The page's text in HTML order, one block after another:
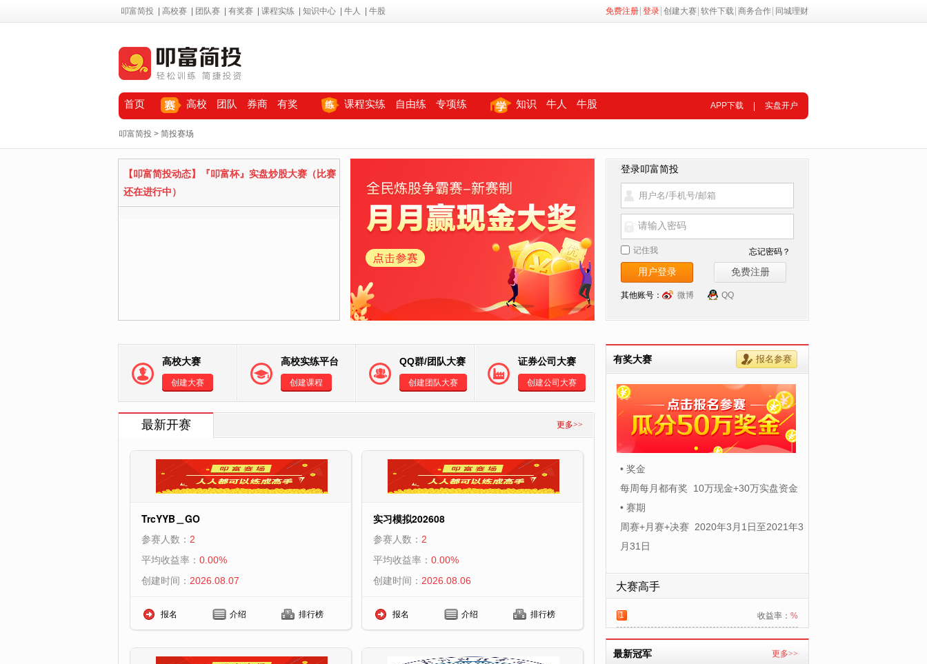
叩富简投 高校赛 团队赛 有奖赛 课程实练 知识中心 牛人 牛股 免费注册 登录 创建大赛 软件下载 商务合作 同城理财
首页 高校 团队 券商 有奖 课程实练 自由练 专项练 知识 牛人 牛股 APP下载 实盘开户
叩富简投 > 简投赛场
【叩富简投动态】『叩富杯』实盘炒股大赛（比赛
还在进行中）
高校大赛
创建大赛
高校实练平台
创建课程
QQ群/团队大赛
创建团队大赛
证券公司大赛
创建公司大赛
最新开赛 更多>>
TrcYYB＿GO
参赛人数： 2
平均收益率： 0.00%
创建时间： 2026.08.07
报名 介绍 排行榜
实习模拟202608
参赛人数： 2
平均收益率： 0.00%
创建时间： 2026.08.06
报名 介绍 排行榜
登录叩富简投
请输入密码
记住我 忘记密码？
其他账号： 微博 QQ
有奖大赛 报名参赛
• 奖金
每周每月都有奖 10万现金+30万实盘资金
• 赛期
周赛+月赛+决赛 2020年3月1日至2021年3
月31日
大赛高手
1 收益率： %
最新冠军 更多>>